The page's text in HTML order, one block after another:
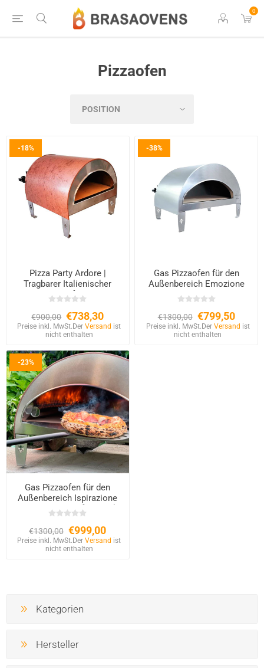
0
Pizzaofen
-18%
Pizza Party Ardore |
Tragbarer Italienischer
Gasofen
€900,00 €738,30
Preise inkl. MwSt.DerVersand ist
nicht enthalten
-38%
Gas Pizzaofen für den
Außenbereich Emozione
Large 2 Pizzen – 40×70 cm
Backfläche
€1300,00 €799,50
Preise inkl. MwSt.Der Versand ist
nicht enthalten
-23%
Gas Pizzaofen für den
Außenbereich Ispirazione
60×70 cm – Kupfer-Finish
€1300,00 €999,00
Preise inkl. MwSt. DerVersand ist
nicht enthalten
Kategorien
Hersteller